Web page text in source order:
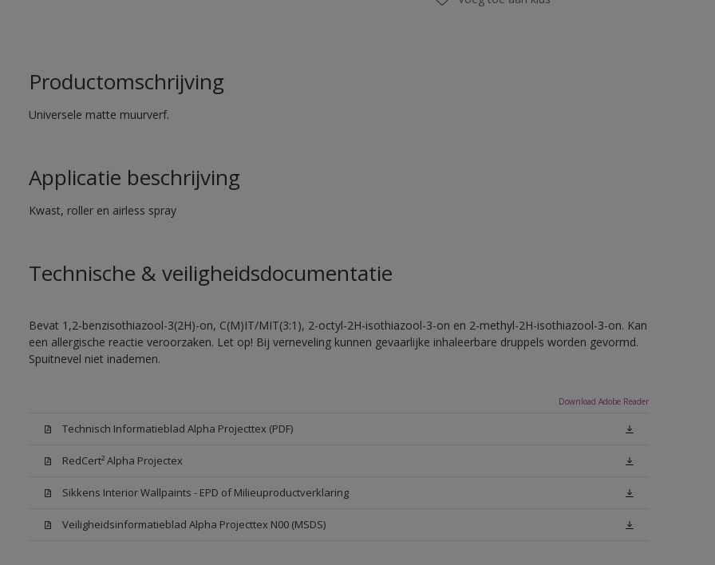
Productomschrijving
Universele matte muurverf.
Applicatie beschrijving
Kwast, roller en airless spray
Technische & veiligheidsdocumentatie
Bevat 1,2-benzisothiazool-3(2H)-on, C(M)IT/MIT(3:1), 2-octyl-2H-isothiazool-3-on en 2-methyl-2H-isothiazool-3-on. Kan
een allergische reactie veroorzaken. Let op! Bij verneveling kunnen gevaarlijke inhaleerbare druppels worden gevormd.
Spuitnevel niet inademen.
Download Adobe Reader
Technisch Informatieblad Alpha Projecttex (PDF)
RedCert² Alpha Projectex
Sikkens Interior Wallpaints - EPD of Milieuproductverklaring
Veiligheidsinformatieblad Alpha Projecttex N00 (MSDS)